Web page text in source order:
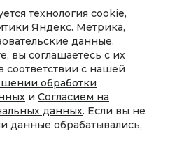
технология cookie,
Яндекс. Метрика,
данные.
вы соглашаетесь с их
соответствии с нашей
обработки
и Согласием на
данных. Если вы не
данные обрабатывались,
ул. Люсиновская, д. 39